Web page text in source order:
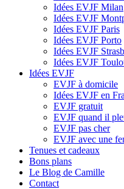
Idées EVJF Milan
Idées EVJF
Idées EVJF Paris
Idées EVJF Porto
Idées EVJF
Idées EVJF
Idées EVJF
EVJF à domicile
Idées EVJF en
EVJF gratuit
EVJF quand il
EVJF pas cher
EVJF avec une
Tenues et cadeaux
Bons plans
Le Blog de Camille
Contact